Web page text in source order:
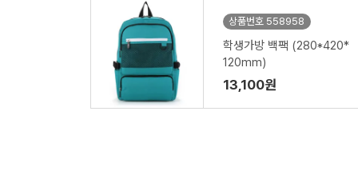
상품번호 558958
학생가방 백팩 (280*420*
120mm)
13,100원